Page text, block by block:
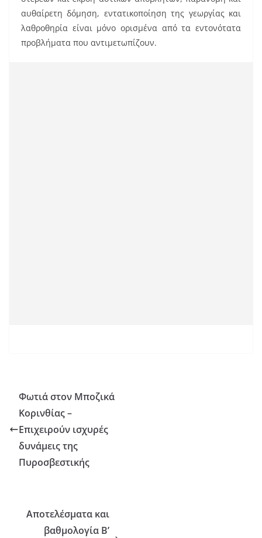
αυθαίρετη δόμηση, εντατικοποίηση της γεωργίας και
λαθροθηρία είναι μόνο ορισμένα από τα εντονότατα
προβλήματα που αντιμετωπίζουν.
Φωτιά στον Μποζικά
Κορινθίας –
Επιχειρούν ισχυρές
δυνάμεις της
Πυροσβεστικής
Αποτελέσματα και
βαθμολογία Β’